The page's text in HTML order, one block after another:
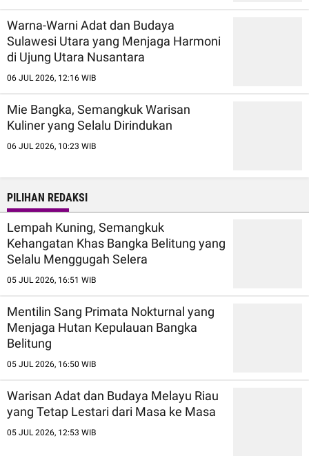
Warna-Warni Adat dan Budaya
Sulawesi Utara yang Menjaga Harmoni
di Ujung Utara Nusantara
06 JUL 2026, 12:16 WIB
Mie Bangka, Semangkuk Warisan
Kuliner yang Selalu Dirindukan
06 JUL 2026, 10:23 WIB
PILIHAN REDAKSI
Lempah Kuning, Semangkuk
Kehangatan Khas Bangka Belitung yang
Selalu Menggugah Selera
05 JUL 2026, 16:51 WIB
Mentilin Sang Primata Nokturnal yang
Menjaga Hutan Kepulauan Bangka
Belitung
05 JUL 2026, 16:50 WIB
Warisan Adat dan Budaya Melayu Riau
yang Tetap Lestari dari Masa ke Masa
05 JUL 2026, 12:53 WIB